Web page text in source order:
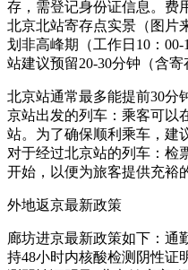
存，需登记身份证信息。费
北京北站寄存点实景（图片
划非高峰期（工作日10：
站建议预留20-30分钟（含寄
北京站通常最多能提前30分
京站出发的列车：乘客可以
站。为了确保顺利乘车，建
对于经过北京站的列车：检
开始，以便为旅客提供充裕
外地返京最新政策
廊坊进京最新政策如下：通
持48小时内核酸检测阴性证